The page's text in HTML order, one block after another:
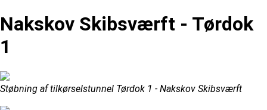
Nakskov Skibsværft - Tørdok
1
Støbning af tilkørselstunnel Tørdok 1 - Nakskov Skibsværft